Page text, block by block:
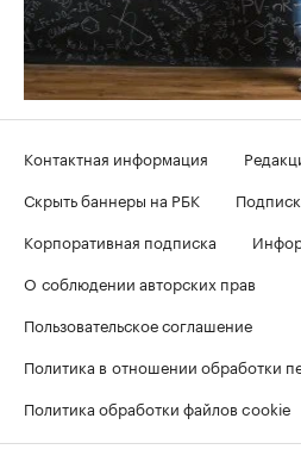
Контактная информация
Скрыть баннеры на РБК
Корпоративная подписка
О соблюдении авторских прав
Пользовательское соглашение
Политика в отношении обработки
Политика обработки файлов cookie